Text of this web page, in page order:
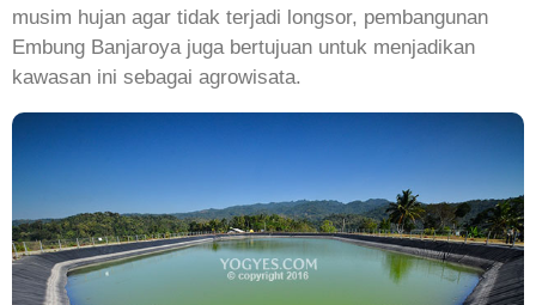
musim hujan agar tidak terjadi longsor, pembangunan
Embung Banjaroya juga bertujuan untuk menjadikan
kawasan ini sebagai agrowisata.